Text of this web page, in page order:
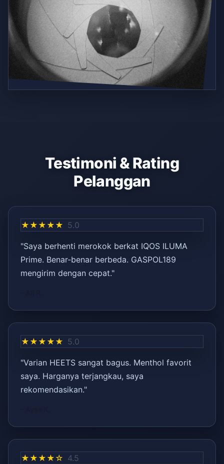
Testimoni & Rating
Pelanggan
★★★★★ 5.0
"Saya berhenti merokok berkat IQOS ILUMA
Prime. Benar-benar berbeda. GASPOL189
mengirim dengan cepat."
★★★★★ 5.0
"Varian HEETS sangat bagus. Menthol favorit
saya. Harganya terjangkau, saya
rekomendasikan."
★★★★☆ 4.5